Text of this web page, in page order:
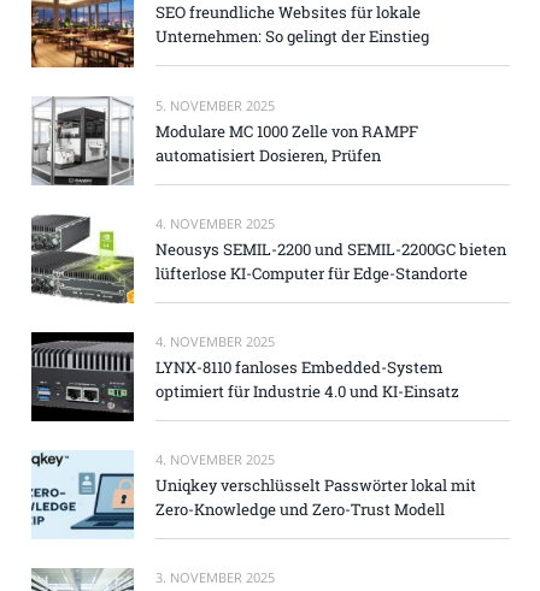
SEO freundliche Websites für lokale
Unternehmen: So gelingt der Einstieg
5. NOVEMBER 2025
Modulare MC 1000 Zelle von RAMPF
automatisiert Dosieren, Prüfen
4. NOVEMBER 2025
Neousys SEMIL-2200 und SEMIL-2200GC bieten
lüfterlose KI-Computer für Edge-Standorte
4. NOVEMBER 2025
LYNX-8110 fanloses Embedded-System
optimiert für Industrie 4.0 und KI-Einsatz
4. NOVEMBER 2025
Uniqkey verschlüsselt Passwörter lokal mit
Zero-Knowledge und Zero-Trust Modell
3. NOVEMBER 2025